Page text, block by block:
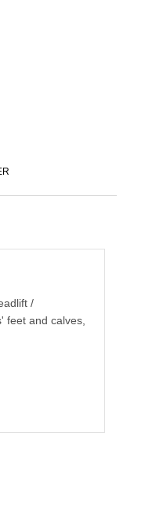
/
feet and calves,